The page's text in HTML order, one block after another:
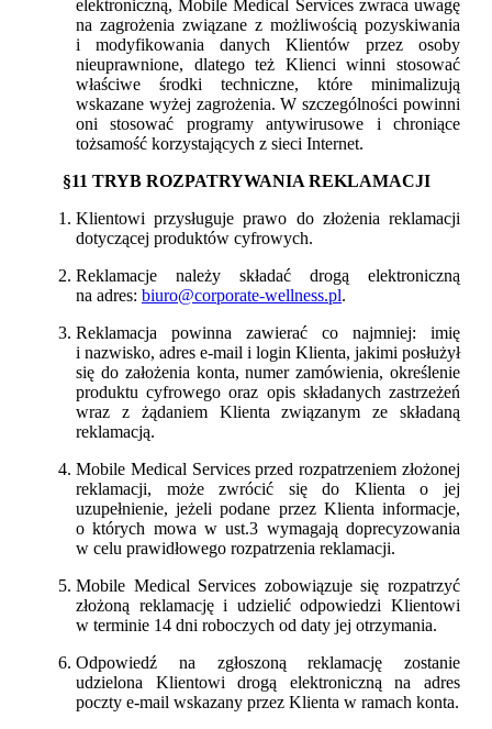
elektroniczną, Mobile Medical Services zwraca uwagę
na zagrożenia związane z możliwością pozyskiwania
i modyfikowania danych Klientów przez osoby
nieuprawnione, dlatego też Klienci winni stosować
właściwe środki techniczne, które minimalizują
wskazane wyżej zagrożenia. W szczególności powinni
oni stosować programy antywirusowe i chroniące
tożsamość korzystających z sieci Internet.
§11 TRYB ROZPATRYWANIA REKLAMACJI
Klientowi przysługuje prawo do złożenia reklamacji
dotyczącej produktów cyfrowych.
Reklamacje należy składać drogą elektroniczną
na adres: biuro@corporate-wellness.pl.
Reklamacja powinna zawierać co najmniej: imię
i nazwisko, adres e-mail i login Klienta, jakimi posłużył
się do założenia konta, numer zamówienia, określenie
produktu cyfrowego oraz opis składanych zastrzeżeń
wraz z żądaniem Klienta związanym ze składaną
reklamacją.
Mobile Medical Services przed rozpatrzeniem złożonej
reklamacji, może zwrócić się do Klienta o jej
uzupełnienie, jeżeli podane przez Klienta informacje,
o których mowa w ust.3 wymagają doprecyzowania
w celu prawidłowego rozpatrzenia reklamacji.
Mobile Medical Services zobowiązuje się rozpatrzyć
złożoną reklamację i udzielić odpowiedzi Klientowi
w terminie 14 dni roboczych od daty jej otrzymania.
Odpowiedź na zgłoszoną reklamację zostanie
udzielona Klientowi drogą elektroniczną na adres
poczty e-mail wskazany przez Klienta w ramach konta.